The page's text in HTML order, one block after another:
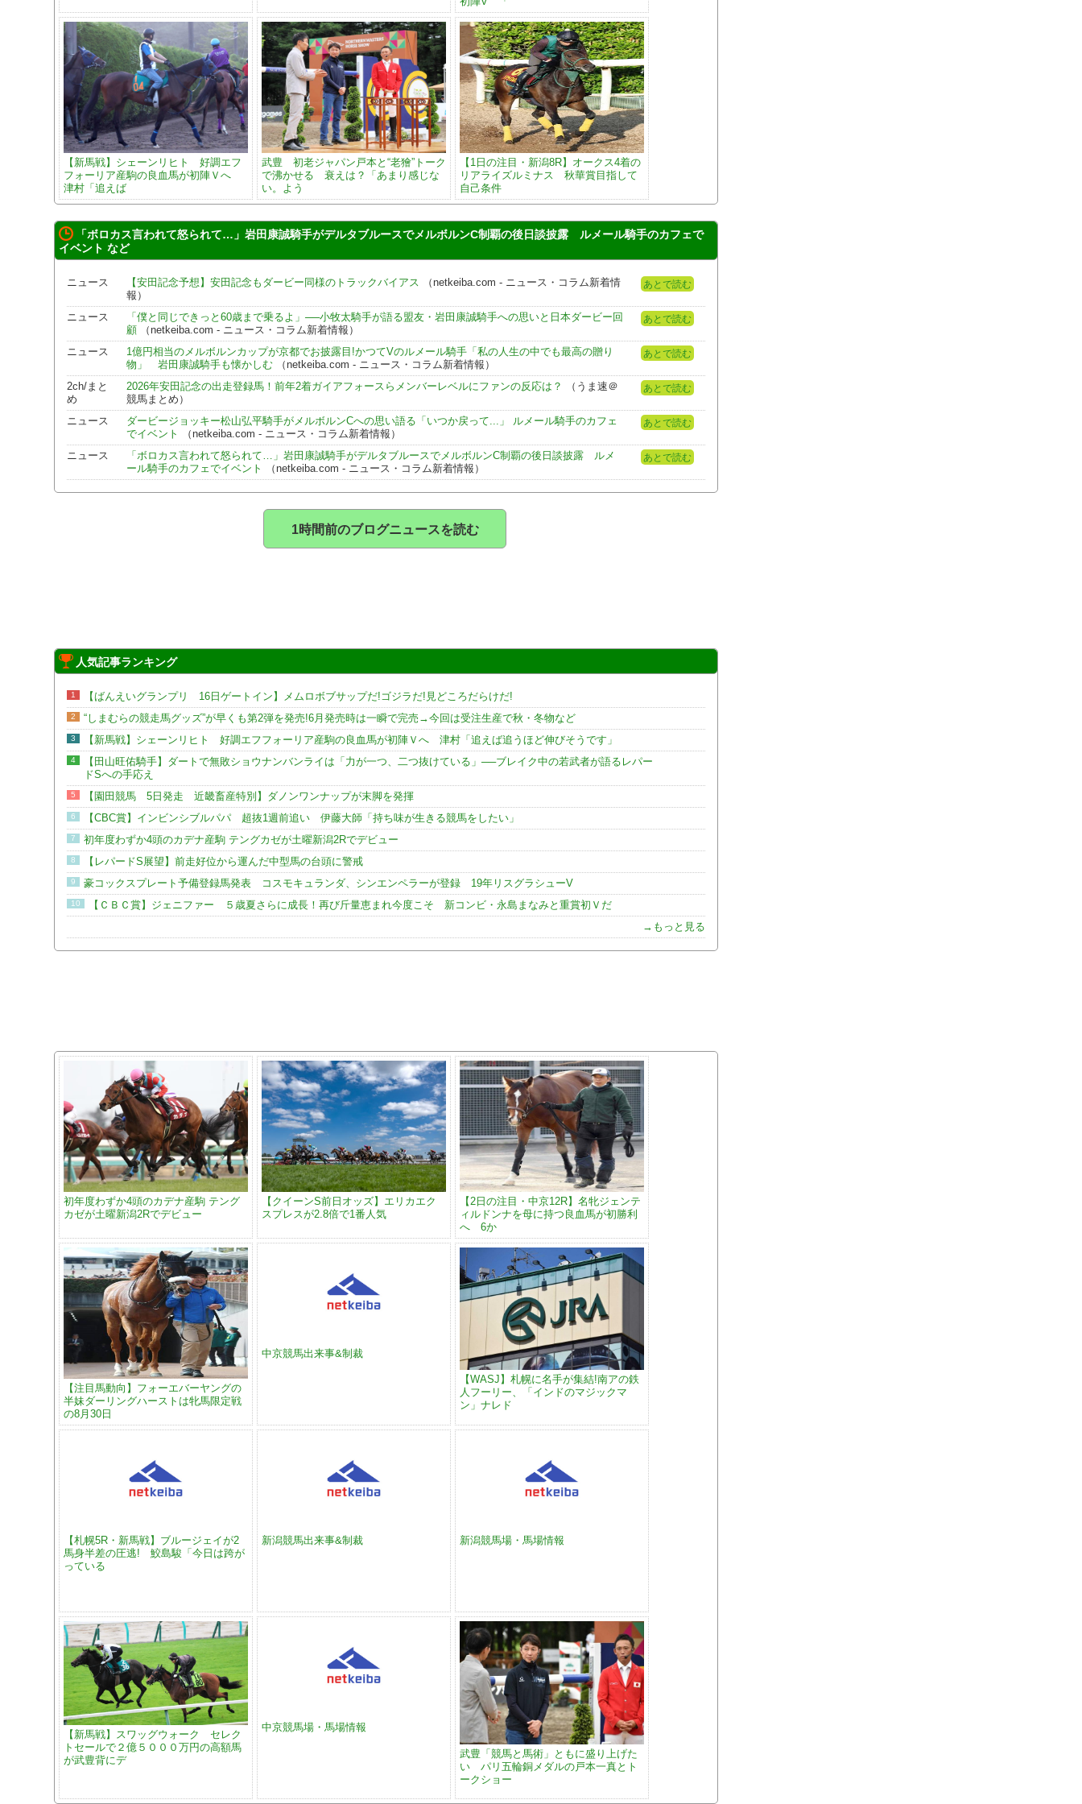
【新馬戦】シェーンリヒト 好調エフ
フォーリア産駒の良血馬が初陣Ｖへ
津村「追えば
武豊 初老ジャパン戸本と“老獪”トーク
で沸かせる 衰えは？「あまり感じな
い。よう
【1日の注目・新潟8R】オークス4着の
リアライズルミナス 秋華賞目指して
自己条件
「ボロカス言われて怒られて…」岩田康誠騎手がデルタブルースでメルボルンC制覇の後日談披露 ルメール騎手のカフェで
イベント など
ニュース 【安田記念予想】安田記念もダービー同様のトラックバイアス （netkeiba.com - ニュース・コラム新着情
報）
あとで読む
ニュース
「僕と同じできっと60歳まで乗るよ」──小牧太騎手が語る盟友・岩田康誠騎手への思いと日本ダービー回
顧（netkeiba.com - ニュース・コラム新着情報）
あとで読む
ニュース
1億円相当のメルボルンカップが京都でお披露目!かつてVのルメール騎手「私の人生の中でも最高の贈り
物」 岩田康誠騎手も懐かしむ （netkeiba.com - ニュース・コラム新着情報）
あとで読む
2ch/まと
め
2026年安田記念の出走登録馬！前年2着ガイアフォースらメンバーレベルにファンの反応は？
（うま速＠
競馬まとめ）
あとで読む
ニュース
ダービージョッキー松山弘平騎手がメルボルンCへの思い語る「いつか戻って...」 ルメール騎手のカフェ
でイベント
（netkeiba.com - ニュース・コラム新着情報）
あとで読む
ニュース
「ボロカス言われて怒られて…」岩田康誠騎手がデルタブルースでメルボルンC制覇の後日談披露 ルメ
ール騎手のカフェでイベント
（netkeiba.com - ニュース・コラム新着情報）
あとで読む
1時間前のブログニュースを読む
人気記事ランキング
1 【ばんえいグランプリ 16日ゲートイン】メムロボブサップだ!ゴジラだ!見どころだらけだ!
2 “しまむらの競走馬グッズ”が早くも第2弾を発売!6月発売時は一瞬で完売→今回は受注生産で秋・冬物など
3 【新馬戦】シェーンリヒト 好調エフフォーリア産駒の良血馬が初陣Ｖへ 津村「追えば追うほど伸びそうです」
4
【田山旺佑騎手】ダートで無敗ショウナンバンライは「力が一つ、二つ抜けている」──ブレイク中の若武者が語るレパー
ドSへの手応え
5 【園田競馬 5日発走 近畿畜産特別】ダノンワンナップが末脚を発揮
6 【CBC賞】インビンシブルパパ 超抜1週前追い 伊藤大師「持ち味が生きる競馬をしたい」
7 初年度わずか4頭のカデナ産駒 テングカゼが土曜新潟2Rでデビュー
8 【レパードS展望】前走好位から運んだ中型馬の台頭に警戒
9 豪コックスプレート予備登録馬発表 コスモキュランダ、シンエンペラーが登録 19年リスグラシューV
10
【ＣＢＣ賞】ジェニファー ５歳夏さらに成長！再び斤量恵まれ今度こそ 新コンビ・永島まなみと重賞初Ｖだ
→もっと見る
初年度わずか4頭のカデナ産駒 テング
カゼが土曜新潟2Rでデビュー
【クイーンS前日オッズ】エリカエク
スプレスが2.8倍で1番人気
【2日の注目・中京12R】名牝ジェンテ
ィルドンナを母に持つ良血馬が初勝利
へ 6か
【注目馬動向】フォーエバーヤングの
半妹ダーリングハーストは牝馬限定戦
の8月30日
中京競馬出来事&制裁
【WASJ】札幌に名手が集結!南アの鉄
人フーリー、「インドのマジックマ
ン」ナレド
【札幌5R・新馬戦】ブルージェイが2
馬身半差の圧逃! 鮫島駿「今日は跨が
っている
新潟競馬出来事&制裁 新潟競馬場・馬場情報
【新馬戦】スワッグウォーク セレク
トセールで２億５０００万円の高額馬
が武豊背にデ
中京競馬場・馬場情報
武豊「競馬と馬術」ともに盛り上げた
い パリ五輪銅メダルの戸本一真とト
ークショー